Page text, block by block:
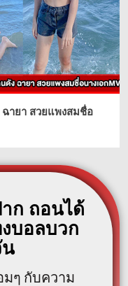
ายา สวยแพงสมชื่อ
ก ถอนได้
บอลบวก
น
ๆ กับความ